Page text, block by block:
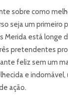
sobre como
seja um
Merida está
pretendentes
feliz sem um
e
ação.